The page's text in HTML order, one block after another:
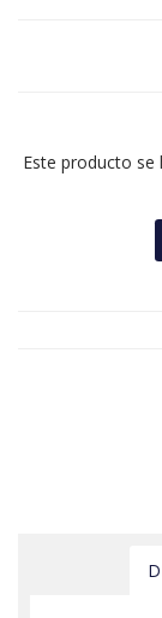
Este producto se